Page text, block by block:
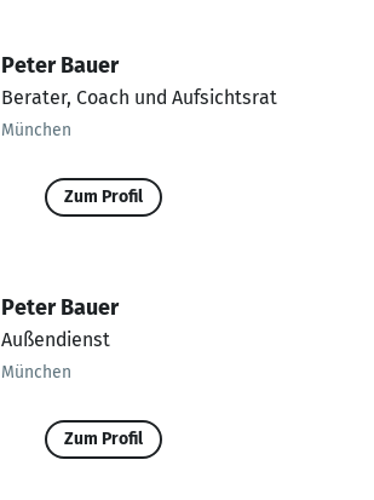
Peter Bauer
Berater, Coach und Aufsichtsrat
München
Zum Profil
Peter Bauer
Außendienst
München
Zum Profil